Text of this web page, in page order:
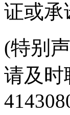
证或承
(特别
请及时